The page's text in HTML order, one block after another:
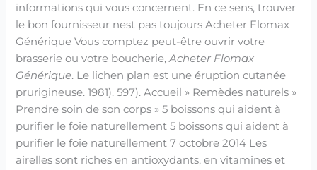
informations qui vous concernent. En ce sens, trouver
le bon fournisseur nest pas toujours Acheter Flomax
Générique Vous comptez peut-être ouvrir votre
brasserie ou votre boucherie,Acheter Flomax
Générique. Le lichen plan est une éruption cutanée
prurigineuse. 1981). 597). Accueil » Remèdes naturels »
Prendre soin de son corps » 5 boissons qui aident à
purifier le foie naturellement 5 boissons qui aident à
purifier le foie naturellement 7 octobre 2014 Les
airelles sont riches en antioxydants, en vitamines et